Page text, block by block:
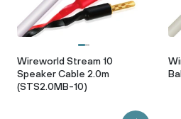
Wireworld Stream 10
Speaker Cable 2.0m
(STS2.0MB-10)